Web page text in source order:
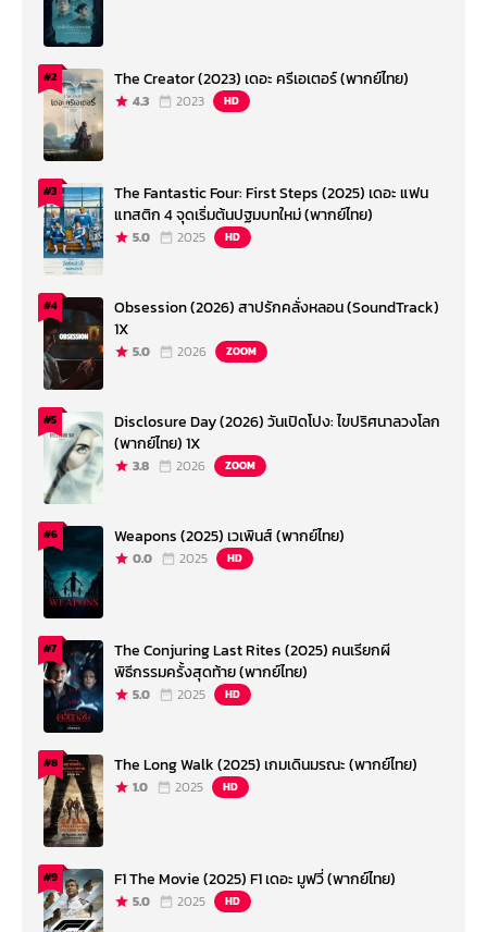
#2 The Creator (2023) เดอะ ครีเอเตอร์ (พากย์ไทย)
4.3 2023 HD
#3
The Fantastic Four: First Steps (2025) เดอะ แฟน
แทสติก 4 จุดเริ่มต้นปฐมบทใหม่ (พากย์ไทย)
5.0 2025 HD
#4
Obsession (2026) สาปรักคลั่งหลอน (SoundTrack)
1X
5.0 2026 ZOOM
#5
Disclosure Day (2026) วันเปิดโปง: ไขปริศนาลวงโลก
(พากย์ไทย) 1X
3.8 2026 ZOOM
#6 Weapons (2025) เวเพินส์ (พากย์ไทย)
0.0 2025 HD
#7
The Conjuring Last Rites (2025) คนเรียกผี
พิธีกรรมครั้งสุดท้าย (พากย์ไทย)
5.0 2025 HD
#8 The Long Walk (2025) เกมเดินมรณะ (พากย์ไทย)
1.0 2025 HD
#9 F1 The Movie (2025) F1 เดอะ มูฟวี่ (พากย์ไทย)
5.0 2025 HD